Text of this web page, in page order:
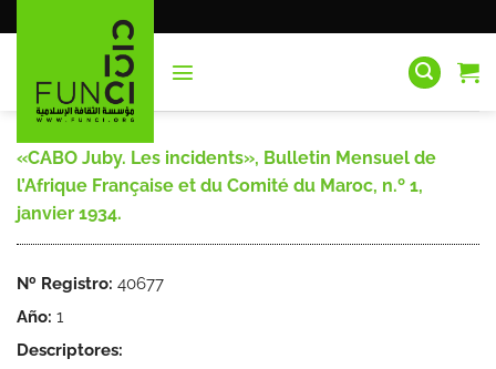
al
«CABO Juby. Les incidents», Bulletin Mensuel de
l’Afrique Française et du Comité du Maroc, n.º 1,
janvier 1934.
Nº Registro: 40677
Año: 1
Descriptores: